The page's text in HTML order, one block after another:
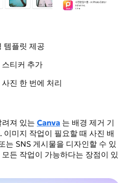
템플릿 제공
티커 추가
진 한 번에 처리
져 있는 Canva 는 배경 제거 기
이미지 작업이 필요할 때 사진 배
는 SNS 게시물을 디자인할 수 있
든 작업이 가능하다는 장점이 있